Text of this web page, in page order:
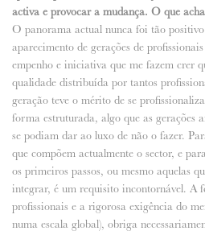
activa e provocar a mudança. O que
O panorama actual nunca foi tão
aparecimento de gerações de
empenho e iniciativa que me fazem crer
qualidade distribuída por tantos
geração teve o mérito de se
forma estruturada, algo que as gerações
se podiam dar ao luxo de não o fazer.
que compõem actualmente o sector, e
os primeiros passos, ou mesmo aquelas
integrar, é um requisito incontornável. A
profissionais e a rigorosa exigência do
numa escala global), obriga